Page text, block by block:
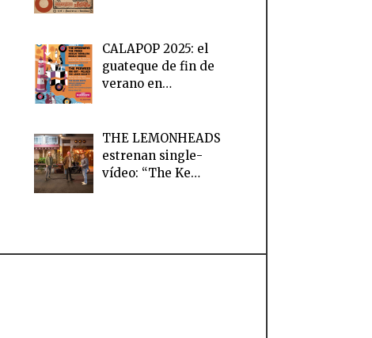
CALAPOP 2025: el
guateque de fin de
verano en…
THE LEMONHEADS
estrenan single-
vídeo: “The Ke…